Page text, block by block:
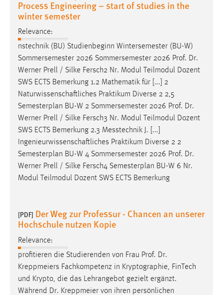
Process Engineering – start of studies in the
winter semester
Relevance:
nstechnik (BU) Studienbeginn Wintersemester (BU-W)
Sommersemester 2026 Sommersemester 2026 Prof. Dr.
Werner Prell / Silke Fersch2 Nr. Modul Teilmodul Dozent
SWS ECTS Bemerkung 1.2 Mathematik für [...] 2
Naturwissenschaftliches Praktikum Diverse 2 2,5
Semesterplan BU-W 2 Sommersemester 2026 Prof. Dr.
Werner Prell / Silke Fersch3 Nr. Modul Teilmodul Dozent
SWS ECTS Bemerkung 2.3 Messtechnik J. [...]
Ingenieurwissenschaftliches Praktikum Diverse 2 2
Semesterplan BU-W 4 Sommersemester 2026 Prof. Dr.
Werner Prell / Silke Fersch4 Semesterplan BU-W 6 Nr.
Modul Teilmodul Dozent SWS ECTS Bemerkung
[PDF] Der Weg zur Professur - Chancen an unserer
Hochschule nutzen Kopie
Relevance:
profitieren die Studierenden von Frau Prof. Dr.
Kreppmeiers Fachkompetenz in Kryptographie, FinTech
und Krypto, die das Lehrangebot gezielt ergänzt.
Während Dr. Kreppmeier von ihren persönlichen